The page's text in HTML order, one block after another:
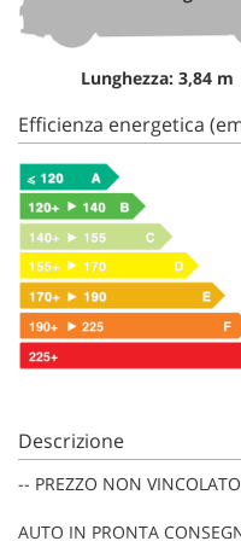
Lunghezza: 3,84 m
Efficienza energetica
Descrizione
-- PREZZO NON
AUTO IN PRONTA